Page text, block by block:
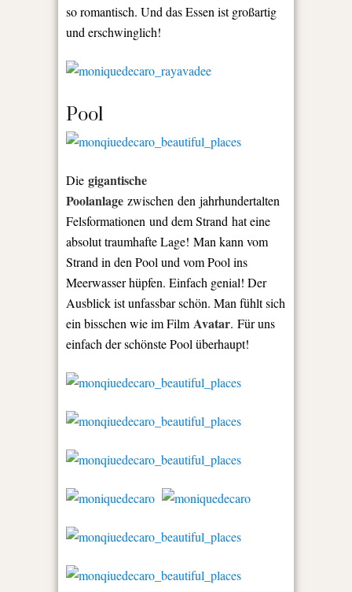
so romantisch. Und das Essen ist großartig
und erschwinglich!
Pool
Die gigantische
Poolanlage zwischen den jahrhundertalten
Felsformationen und dem Strand hat eine
absolut traumhafte Lage! Man kann vom
Strand in den Pool und vom Pool ins
Meerwasser hüpfen. Einfach genial! Der
Ausblick ist unfassbar schön. Man fühlt sich
ein bisschen wie im Film Avatar. Für uns
einfach der schönste Pool überhaupt!